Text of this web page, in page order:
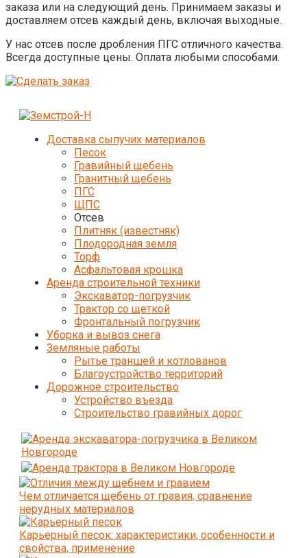
заказа или на следующий день. Принимаем заказы и
доставляем отсев каждый день, включая выходные.
У нас отсев после дробления ПГС отличного качества.
Всегда доступные цены. Оплата любыми способами.
Доставка сыпучих материалов
Песок
Гравийный щебень
Гранитный щебень
ПГС
ЩПС
Отсев
Плитняк (известняк)
Плодородная земля
Торф
Асфальтовая крошка
Аренда строительной техники
Экскаватор-погрузчик
Трактор со щеткой
Фронтальный погрузчик
Уборка и вывоз снега
Земляные работы
Рытье траншей и котлованов
Благоустройство территорий
Дорожное строительство
Устройство въезда
Строительство гравийных дорог
Чем отличается щебень от гравия, сравнение
нерудных материалов
Карьерный песок: характеристики, особенности и
свойства, применение